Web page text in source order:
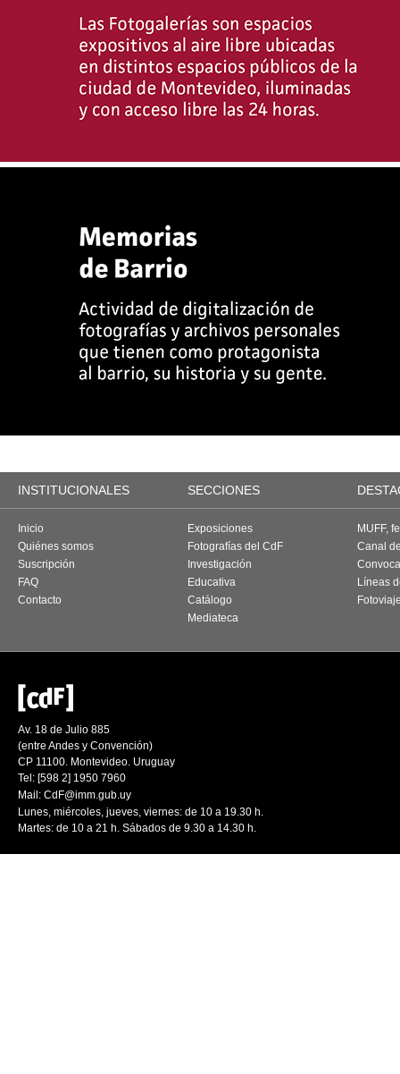
INSTITUCIONALES SECCIONES
Inicio
Quiénes somos
Suscripción
FAQ
Contacto
Exposiciones
Fotografías del CdF
Investigación
Educativa
Catálogo
Mediateca
MUFF,
Canal
Líneas
Av. 18 de Julio 885
(entre Andes y Convención)
CP 11100. Montevideo. Uruguay
Tel: [598 2] 1950 7960
Mail: CdF@imm.gub.uy
Lunes, miércoles, jueves, viernes: de 10 a 19.30 h.
Martes: de 10 a 21 h. Sábados de 9.30 a 14.30 h.